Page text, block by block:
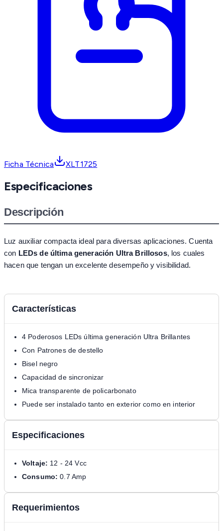
Ficha Técnica XLT1725
Especificaciones
Descripción
Luz auxiliar compacta ideal para diversas aplicaciones. Cuenta
con LEDs de última generación Ultra Brillosos, los cuales
hacen que tengan un excelente desempeño y visibilidad.
Características
4 Poderosos LEDs última generación Ultra Brillantes
Con Patrones de destello
Bisel negro
Capacidad de sincronizar
Mica transparente de policarbonato
Puede ser instalado tanto en exterior como en interior
Especificaciones
Voltaje: 12 - 24 Vcc
Consumo: 0.7 Amp
Requerimientos